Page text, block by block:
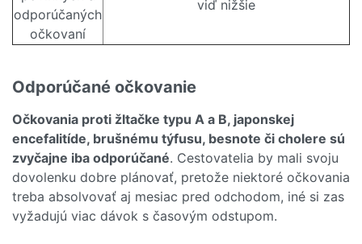
odporúčaných
očkovaní
viď nižšie
Odporúčané očkovanie
Očkovania proti žltačke typu A a B, japonskej
encefalitíde, brušnému týfusu, besnote či cholere sú
zvyčajne iba odporúčané. Cestovatelia by mali svoju
dovolenku dobre plánovať, pretože niektoré očkovania
treba absolvovať aj mesiac pred odchodom, iné si zas
vyžadujú viac dávok s časovým odstupom.